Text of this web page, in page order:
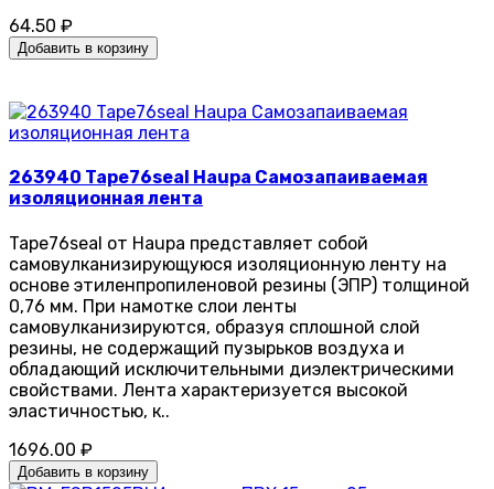
64.50 ₽
Добавить в корзину
263940 Tape76seal Haupa Самозапаиваемая
изоляционная лента
Tape76seal от Haupa представляет собой
самовулканизирующуюся изоляционную ленту на
основе этиленпропиленовой резины (ЭПР) толщиной
0,76 мм. При намотке слои ленты
самовулканизируются, образуя сплошной слой
резины, не содержащий пузырьков воздуха и
обладающий исключительными диэлектрическими
свойствами. Лента характеризуется высокой
эластичностью, к..
1696.00 ₽
Добавить в корзину